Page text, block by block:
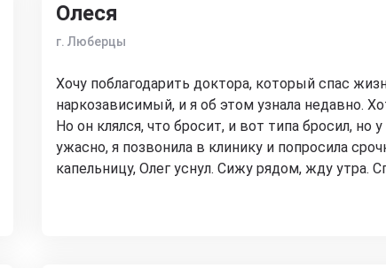
Олеся
г. Люберцы
Хочу поблагодарить доктора, который спас
наркозависимый, и я об этом узнала недавно.
Но он клялся, что бросит, и вот типа бросил, но
ужасно, я позвонила в клинику и попросила
капельницу, Олег уснул. Сижу рядом, жду утра.